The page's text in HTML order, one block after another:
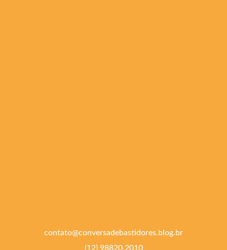
contato@conversadebastidores.blog.br
(12) 98820.2010